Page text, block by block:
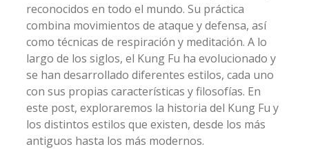
reconocidos en todo el mundo. Su práctica
combina movimientos de ataque y defensa, así
como técnicas de respiración y meditación. A lo
largo de los siglos, el Kung Fu ha evolucionado y
se han desarrollado diferentes estilos, cada uno
con sus propias características y filosofías. En
este post, exploraremos la historia del Kung Fu y
los distintos estilos que existen, desde los más
antiguos hasta los más modernos.